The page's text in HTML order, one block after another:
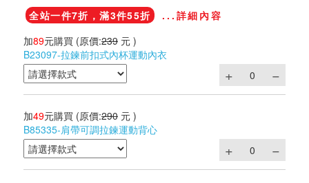
全站一件7折，滿3件55折
...詳細內容
加89元購買 (原價:239 元 )
B23097-拉鍊前扣式內杯運動內衣
加49元購買 (原價:290 元 )
B85335-肩帶可調拉鍊運動背心